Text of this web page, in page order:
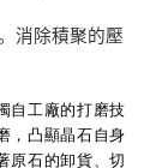
消除積聚的壓
自工廠的打磨技
，凸顯晶石自身
原石的卸貨、切